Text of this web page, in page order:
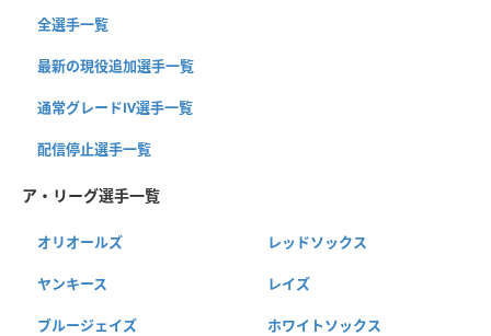
全選手一覧
最新の現役追加選手一覧
通常グレードⅣ選手一覧
配信停止選手一覧
ア・リーグ選手一覧
オリオールズ レッドソックス
ヤンキース レイズ
ブルージェイズ ホワイトソックス